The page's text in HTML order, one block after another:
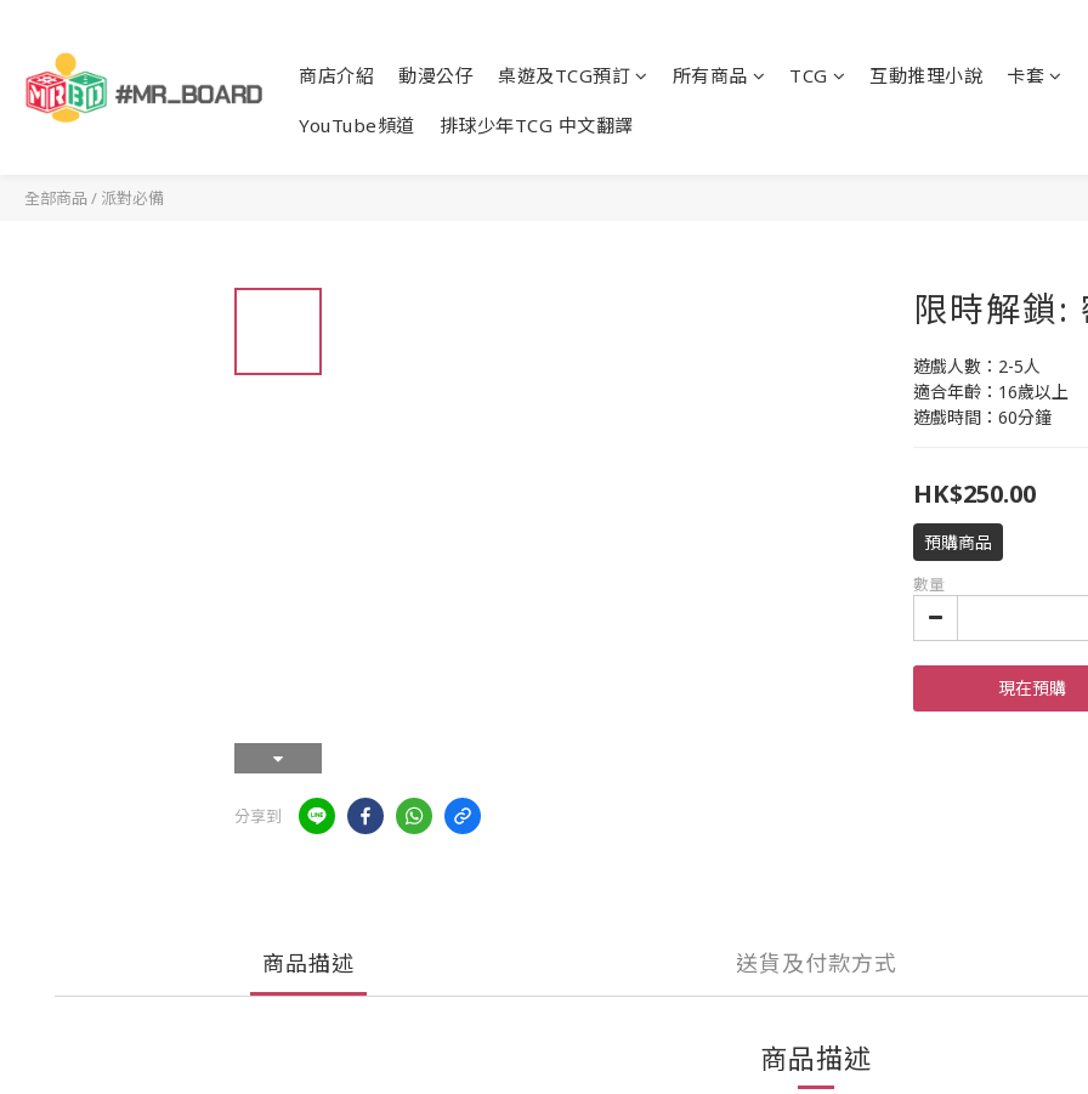
商店介紹 動漫公仔 桌遊及TCG預訂 所有商品 TCG 互動推理小說 卡套
YouTube頻道 排球少年TCG 中文翻譯
全部商品 / 派對必備
分享到
限時解鎖:
遊戲人數：2-5人
適合年齡：16歲以上
遊戲時間：60分鐘
HK$250.00
預購商品
數量
現在預購
商品描述 送貨及付款方式
商品描述